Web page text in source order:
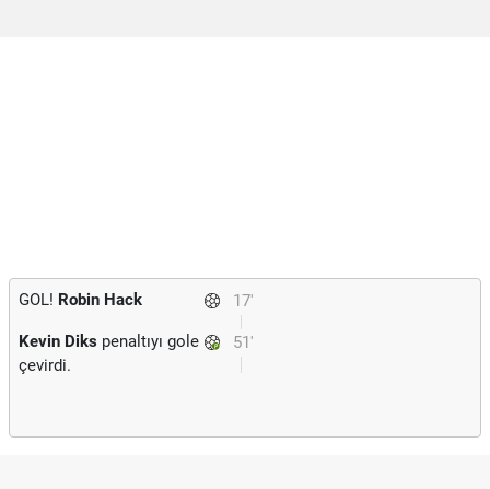
17'
GOL! Robin Hack
51'
Kevin Diks penaltıyı gole
çevirdi.